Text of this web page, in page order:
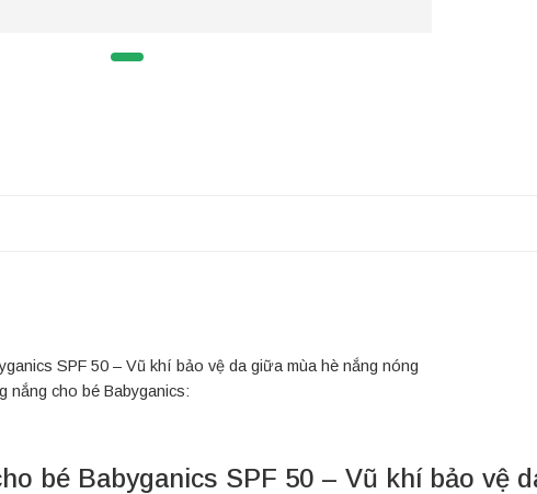
SPF 50 – Vũ khí bảo vệ da giữa mùa hè nắng nóng
nắng cho bé Babyganics:
bé Babyganics SPF 50 – Vũ khí bảo vệ